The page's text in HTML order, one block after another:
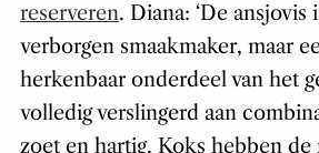
reserveren. Diana: ‘De ansjovis
verborgen smaakmaker, maar
herkenbaar onderdeel van het
volledig verslingerd aan
zoet en hartig. Koks hebben de